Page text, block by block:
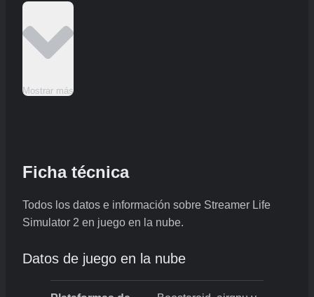
Mostrar más
Ficha técnica
Todos los datos e información sobre Streamer Life
Simulator 2 en juego en la nube.
Datos de juego en la nube